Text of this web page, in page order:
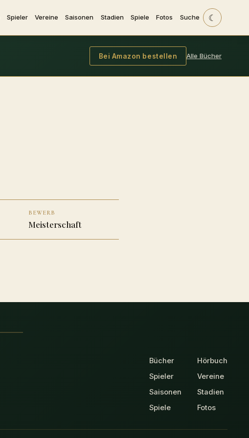
Spieler Vereine Saisonen Stadien Spiele Fotos Suche ☾
Bei Amazon bestellen Alle Bücher
BEWERB
Meisterschaft
Bücher
Hörbuch
Spieler
Vereine
Saisonen
Stadien
Spiele
Fotos